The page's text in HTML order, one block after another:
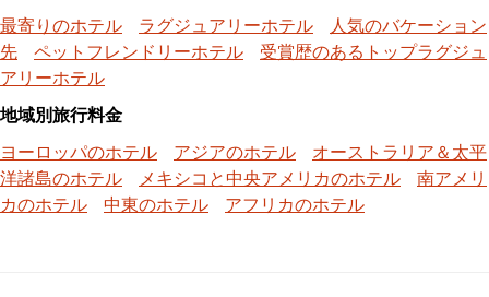
最寄りのホテル
ラグジュアリーホテル
人気のバケーション
先
ペットフレンドリーホテル
受賞歴のあるトップラグジュ
アリーホテル
地域別旅行料金
ヨーロッパのホテル
アジアのホテル
オーストラリア＆太平
洋諸島のホテル
メキシコと中央アメリカのホテル
南アメリ
カのホテル
中東のホテル アフリカのホテル